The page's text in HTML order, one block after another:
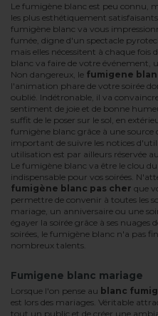
Le fumigène blanc est peu connu,
les plus esthétiquement
fumigène blanc va vous
fumée, digne d'un spectacle
mais elles nécessitent à chaque fois
blanc va faire de votre événement,
Non dangereux, le fumigene
l'animation phare de votre soirée
oublié. Indétronable, il va
sentiment de joie et de bonne
suffit de le poser sur le sol, en
fumigène blanc grâce à une source
important de suivre les notices
utilisation est par ailleurs réservée
Le fumigène blanc va être le clou
indispensable pour vos soirées.
fumigène blanc pas cher que
permettre de convenir à toutes les
mariage, un anniversaire ou une
égayer la soirée grâce à ses nuages
soirées, le fumigène blanc n'a pas
nombreux talents.
Fumigene blanc mariage
Lorsque l'on pense au blanc
est lors des mariages. Véritable
tout un public et de créer une